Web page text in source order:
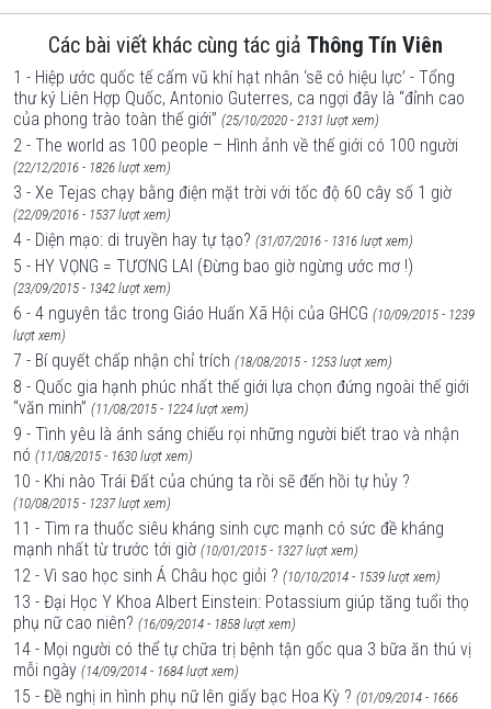
Các bài viết khác cùng tác giả Thông Tín Viên
1 - Hiệp ước quốc tế cấm vũ khí hạt nhân ‘sẽ có hiệu lực’ - Tổng
thư ký Liên Hợp Quốc, Antonio Guterres, ca ngợi đây là “đỉnh cao
của phong trào toàn thế giới” (25/10/2020 - 2131 lượt xem)
2 - The world as 100 people – Hình ảnh về thế giới có 100 người
(22/12/2016 - 1826 lượt xem)
3 - Xe Tejas chạy bằng điện mặt trời với tốc độ 60 cây số 1 giờ
(22/09/2016 - 1537 lượt xem)
4 - Diện mạo: di truyền hay tự tạo? (31/07/2016 - 1316 lượt xem)
5 - HY VỌNG = TƯƠNG LAI (Đừng bao giờ ngừng ước mơ !)
(23/09/2015 - 1342 lượt xem)
6 - 4 nguyên tắc trong Giáo Huấn Xã Hội của GHCG (10/09/2015 - 1239
lượt xem)
7 - Bí quyết chấp nhận chỉ trích (18/08/2015 - 1253 lượt xem)
8 - Quốc gia hạnh phúc nhất thế giới lựa chọn đứng ngoài thế giới
“văn minh” (11/08/2015 - 1224 lượt xem)
9 - Tình yêu là ánh sáng chiếu rọi những người biết trao và nhận
nó (11/08/2015 - 1630 lượt xem)
10 - Khi nào Trái Đất của chúng ta rồi sẽ đến hồi tự hủy ?
(10/08/2015 - 1237 lượt xem)
11 - Tìm ra thuốc siêu kháng sinh cực mạnh có sức đề kháng
mạnh nhất từ trước tới giờ (10/01/2015 - 1327 lượt xem)
12 - Vì sao học sinh Á Châu học giỏi ? (10/10/2014 - 1539 lượt xem)
13 - Đại Học Y Khoa Albert Einstein: Potassium giúp tăng tuổi thọ
phụ nữ cao niên? (16/09/2014 - 1858 lượt xem)
14 - Mọi người có thể tự chữa trị bệnh tận gốc qua 3 bữa ăn thú vị
mỗi ngày (14/09/2014 - 1684 lượt xem)
15 - Đề nghị in hình phụ nữ lên giấy bạc Hoa Kỳ ? (01/09/2014 - 1666